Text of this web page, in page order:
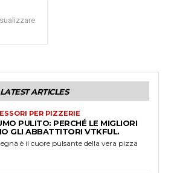
LATEST ARTICLES
PER PIZZERIE
PULITO: PERCHÉ LE MIGLIORI
GLI ABBATTITORI VTKFUL.
è il cuore pulsante della vera pizza